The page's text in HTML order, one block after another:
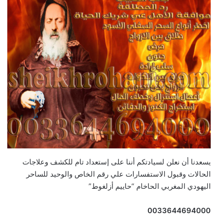
يسعدنا أن نعلن لسيادتكم أننا على إستعداد تام للكشف وعلاجات
الحالات وقبول الاستفسارات علي رقم الخاص والوحيد للساحر
اليهودي المغربي الحاخام “حاييم أزلغوط”
0033644694000